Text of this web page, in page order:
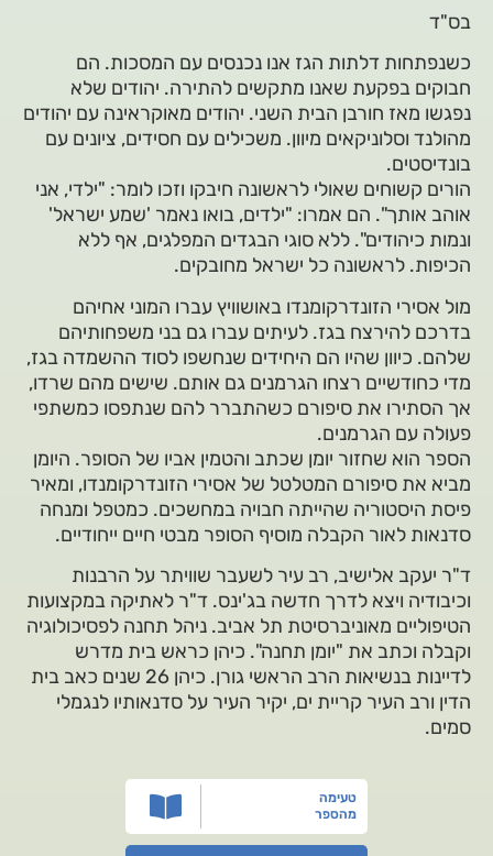
בס"ד
כשנפתחות דלתות הגז אנו נכנסים עם המסכות. הם
חבוקים בפקעת שאנו מתקשים להתירה. יהודים שלא
נפגשו מאז חורבן הבית השני. יהודים מאוקראינה עם יהודים
מהולנד וסלוניקאים מיוון. משכילים עם חסידים, ציונים עם
בונדיסטים.
הורים קשוחים שאולי לראשונה חיבקו וזכו לומר: "ילדי, אני
אוהב אותך". הם אמרו: "ילדים, בואו נאמר 'שמע ישראל'
ונמות כיהודים". ללא סוגי הבגדים המפלגים, אף ללא
הכיפות. לראשונה כל ישראל מחובקים.
מול אסירי הזונדרקומנדו באושוויץ עברו המוני אחיהם
בדרכם להירצח בגז. לעיתים עברו גם בני משפחותיהם
שלהם. כיוון שהיו הם היחידים שנחשפו לסוד ההשמדה בגז,
מדי כחודשיים רצחו הגרמנים גם אותם. שישים מהם שרדו,
אך הסתירו את סיפורם כשהתברר להם שנתפסו כמשתפי
פעולה עם הגרמנים.
הספר הוא שחזור יומן שכתב והטמין אביו של הסופר. היומן
מביא את סיפורם המטלטל של אסירי הזונדרקומנדו, ומאיר
פיסת היסטוריה שהייתה חבויה במחשכים. כמטפל ומנחה
סדנאות לאור הקבלה מוסיף הסופר מבטי חיים ייחודיים.
ד"ר יעקב אלישיב, רב עיר לשעבר שוויתר על הרבנות
וכיבודיה ויצא לדרך חדשה בג'ינס. ד"ר לאתיקה במקצועות
הטיפוליים מאוניברסיטת תל אביב. ניהל תחנה לפסיכולוגיה
וקבלה וכתב את "יומן תחנה". כיהן כראש בית מדרש
לדיינות בנשיאות הרב הראשי גורן. כיהן 26 שנים כאב בית
הדין ורב העיר קריית ים, יקיר העיר על סדנאותיו לנגמלי
סמים.
טעימה
מהספר